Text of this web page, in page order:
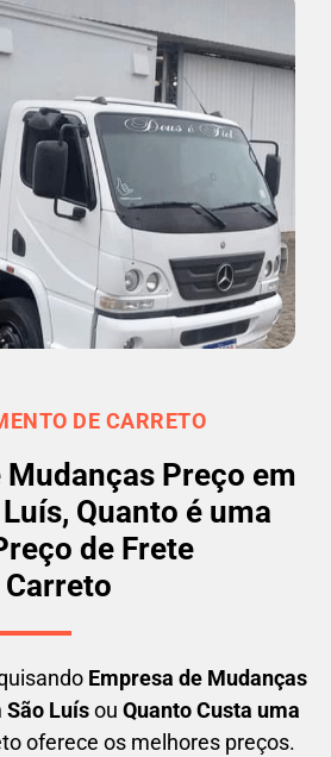
DE CARRETO
Mudanças Preço em
Quanto é uma
de Frete
Empresa de Mudanças
Luísou Quanto Custa uma
oferece os melhores preços.